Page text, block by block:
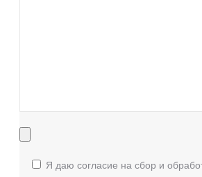
Я даю согласие на сбор и